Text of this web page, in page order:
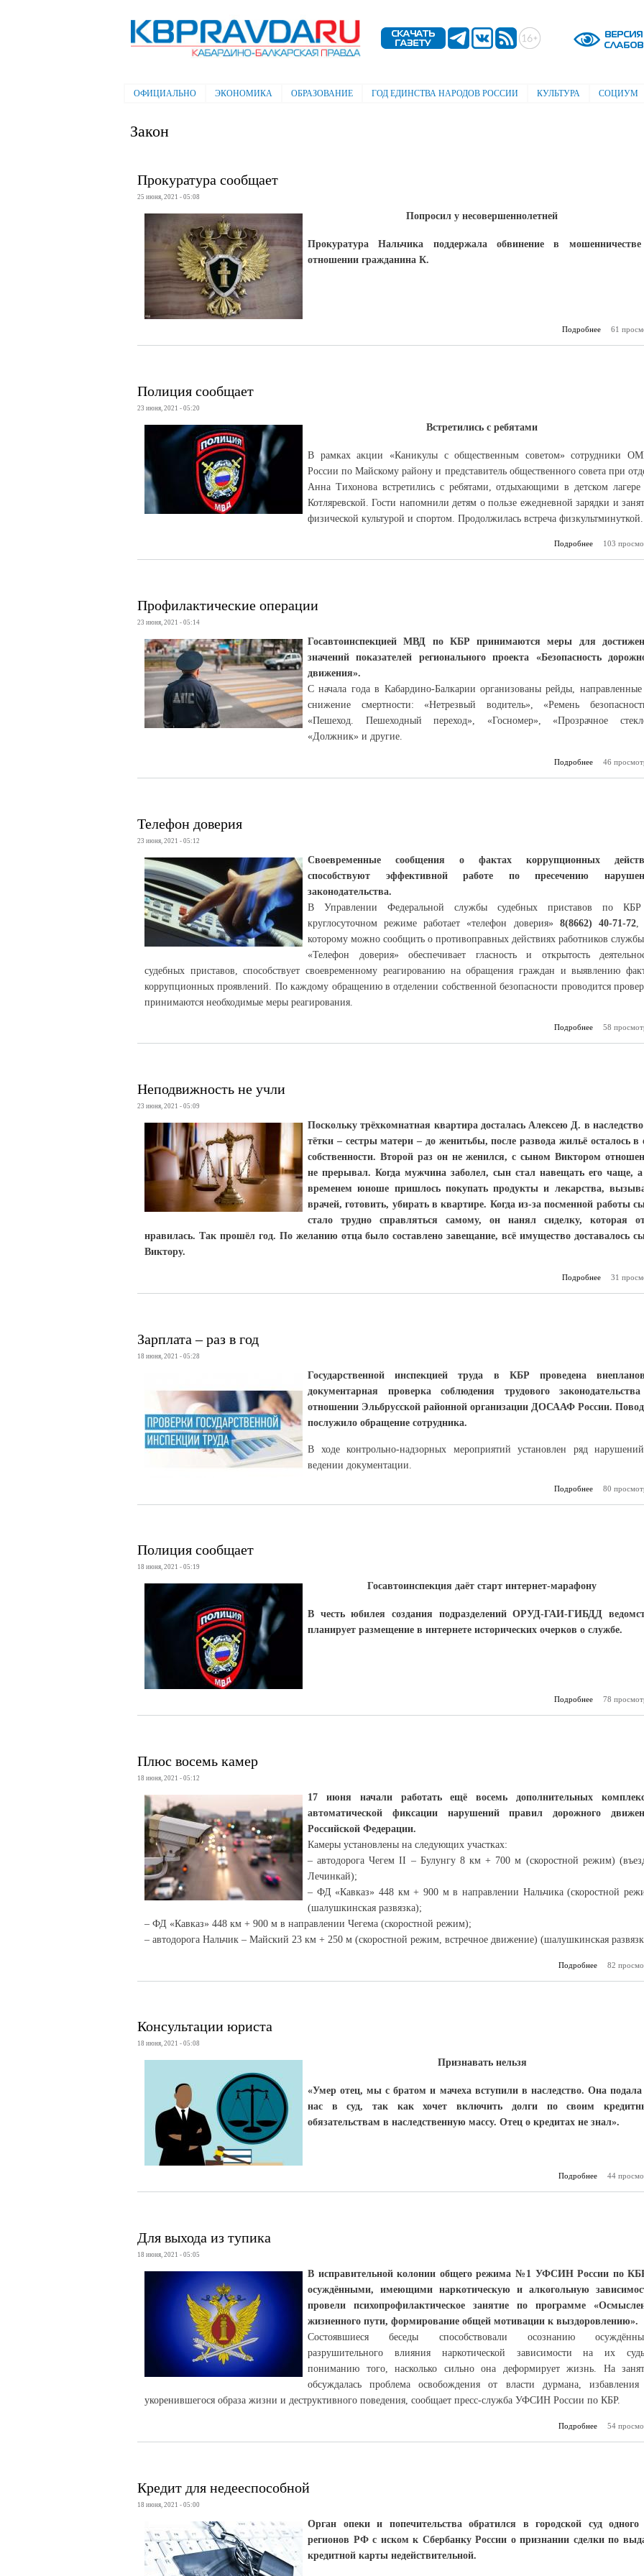
содержанию
Электронная газета "Кабардино-
Балкарская правда"
Главное меню
ОФИЦИАЛЬНО ЭКОНОМИКА ОБРАЗОВАНИЕ ГОД ЕДИНСТВА НАРОДОВ РОССИИ КУЛЬТУРА СОЦИУМ
Закон
Прокуратура сообщает
25 июня, 2021 - 05:08
Попросил у несовершеннолетней
Прокуратура Нальчика поддержала обвинение в
отношении гражданина К.
Подробнее
о
61
Полиция сообщает
23 июня, 2021 - 05:20
Встретились с ребятами
В рамках акции «Каникулы с общественным советом» сотрудники
России по Майскому району и представитель общественного совета при
Анна Тихонова встретились с ребятами, отдыхающими в детском лагере
Котляревской. Гости напомнили детям о пользе ежедневной зарядки и
физической культурой и спортом. Продолжилась встреча физкультминуткой.
Подробнее о Полиция
103
Профилактические операции
23 июня, 2021 - 05:14
Госавтоинспекцией МВД по КБР принимаются меры для
значений показателей регионального проекта «Безопасность
движения».
С начала года в Кабардино-Балкарии организованы рейды,
снижение смертности: «Нетрезвый водитель», «Ремень
«Пешеход. Пешеходный переход», «Госномер», «Прозрачное
«Должник» и другие.
Подробнее
о
46
Телефон доверия
23 июня, 2021 - 05:12
Своевременные сообщения о фактах коррупционных
способствуют эффективной работе по пресечению
законодательства.
В Управлении Федеральной службы судебных приставов по
круглосуточном режиме работает «телефон доверия» 8(8662) 40-71-72,
которому можно сообщить о противоправных действиях работников службы.
«Телефон доверия» обеспечивает гласность и открытость
судебных приставов, способствует своевременному реагированию на обращения граждан и выявлению
коррупционных проявлений. По каждому обращению в отделении собственной безопасности проводится
принимаются необходимые меры реагирования.
Подробнее о Телефон
58
Неподвижность не учли
23 июня, 2021 - 05:09
Поскольку трёхкомнатная квартира досталась Алексею Д. в
тётки – сестры матери – до женитьбы, после развода жильё осталось в
собственности. Второй раз он не женился, с сыном Виктором
не прерывал. Когда мужчина заболел, сын стал навещать его чаще, а
временем юноше пришлось покупать продукты и лекарства,
врачей, готовить, убирать в квартире. Когда из-за посменной работы
стало трудно справляться самому, он нанял сиделку, которая
нравилась. Так прошёл год. По желанию отца было составлено завещание, всё имущество доставалось
Виктору.
Подробнее
о31
Зарплата – раз в год
18 июня, 2021 - 05:28
Государственной инспекцией труда в КБР проведена
документарная проверка соблюдения трудового
отношении Эльбрусской районной организации ДОСААФ России.
послужило обращение сотрудника.
В ходе контрольно-надзорных мероприятий установлен ряд
ведении документации.
Подробнее о Зарплата –
80
Полиция сообщает
18 июня, 2021 - 05:19
Госавтоинспекция даёт старт интернет-марафону
В честь юбилея создания подразделений ОРУД-ГАИ-ГИБДД
планирует размещение в интернете исторических очерков о службе.
Подробнее о Полиция
78
Плюс восемь камер
18 июня, 2021 - 05:12
17 июня начали работать ещё восемь дополнительных
автоматической фиксации нарушений правил дорожного
Российской Федерации.
Камеры установлены на следующих участках:
– автодорога Чегем II – Булунгу 8 км + 700 м (скоростной режим)
Лечинкай);
– ФД «Кавказ» 448 км + 900 м в направлении Нальчика (скоростной
(шалушкинская развязка);
– ФД «Кавказ» 448 км + 900 м в направлении Чегема (скоростной режим);
– автодорога Нальчик – Майский 23 км + 250 м (скоростной режим, встречное движение) (шалушкинская
Подробнее о Плюс
82
Консультации юриста
18 июня, 2021 - 05:08
Признавать нельзя
«Умер отец, мы с братом и мачеха вступили в наследство. Она подала
нас в суд, так как хочет включить долги по своим
обязательствам в наследственную массу. Отец о кредитах не знал».
Подробнее
о
44
Для выхода из тупика
18 июня, 2021 - 05:05
В исправительной колонии общего режима №1 УФСИН России по
осуждёнными, имеющими наркотическую и алкогольную
провели психопрофилактическое занятие по программе
жизненного пути, формирование общей мотивации к выздоровлению».
Состоявшиеся беседы способствовали осознанию
разрушительного влияния наркотической зависимости на их
пониманию того, насколько сильно она деформирует жизнь. На
обсуждалась проблема освобождения от власти дурмана, избавления
укоренившегося образа жизни и деструктивного поведения, сообщает пресс-служба УФСИН России по КБР.
Подробнее
о Для
54
Кредит для недееспособной
18 июня, 2021 - 05:00
Орган опеки и попечительства обратился в городской суд одного
регионов РФ с иском к Сбербанку России о признании сделки по
кредитной карты недействительной.